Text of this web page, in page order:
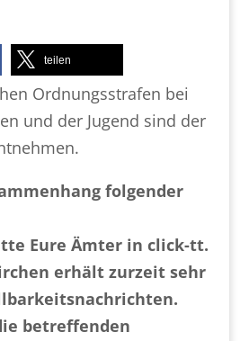
teilen
Ordnungsstrafen bei
und der Jugend sind der
folgender
Eure Ämter in click-tt.
erhält zurzeit sehr
betreffenden